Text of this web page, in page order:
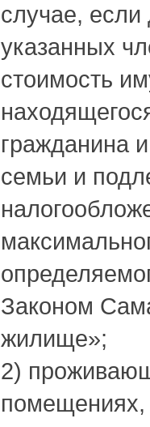
случае,
указанных
стоимость
гражданина
семьи и
Законом
жилище»;
2)
помещениях,